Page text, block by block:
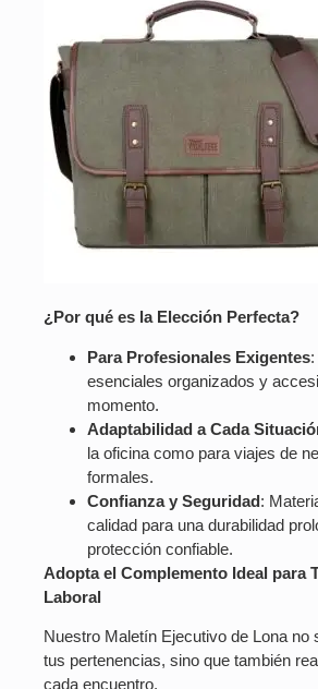
¿Por qué es la Elección Perfecta?
Para Profesionales Exigentes
esenciales organizados y
momento.
Adaptabilidad a Cada
la oficina como para viajes de
formales.
Confianza y Seguridad:
calidad para una durabilidad
protección confiable.
Adopta el Complemento Ideal para
Laboral
Nuestro Maletín Ejecutivo de Lona no
tus pertenencias, sino que también
cada encuentro.